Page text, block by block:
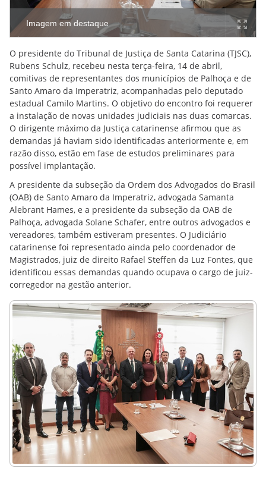
Imagem em destaque
O presidente do Tribunal de Justiça de Santa Catarina (TJSC),
Rubens Schulz, recebeu nesta terça-feira, 14 de abril,
comitivas de representantes dos municípios de Palhoça e de
Santo Amaro da Imperatriz, acompanhadas pelo deputado
estadual Camilo Martins. O objetivo do encontro foi requerer
a instalação de novas unidades judiciais nas duas comarcas.
O dirigente máximo da Justiça catarinense afirmou que as
demandas já haviam sido identificadas anteriormente e, em
razão disso, estão em fase de estudos preliminares para
possível implantação.
A presidente da subseção da Ordem dos Advogados do Brasil
(OAB) de Santo Amaro da Imperatriz, advogada Samanta
Alebrant Hames, e a presidente da subseção da OAB de
Palhoça, advogada Solane Schafer, entre outros advogados e
vereadores, também estiveram presentes. O Judiciário
catarinense foi representado ainda pelo coordenador de
Magistrados, juiz de direito Rafael Steffen da Luz Fontes, que
identificou essas demandas quando ocupava o cargo de juiz-
corregedor na gestão anterior.